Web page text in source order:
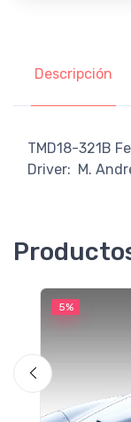
Descripción
TMD18-321B
Driver: M.
5%